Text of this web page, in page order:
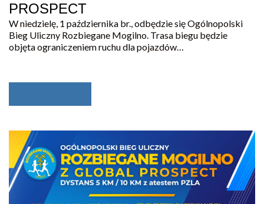
PROSPECT
W niedzielę, 1 października br., odbędzie się Ogólnopolski
Bieg Uliczny Rozbiegane Mogilno. Trasa biegu będzie
objęta ograniczeniem ruchu dla pojazdów…